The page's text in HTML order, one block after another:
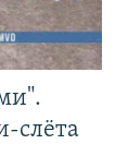
слёта